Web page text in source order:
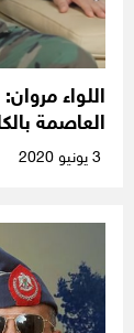
اللواء
العاصمة